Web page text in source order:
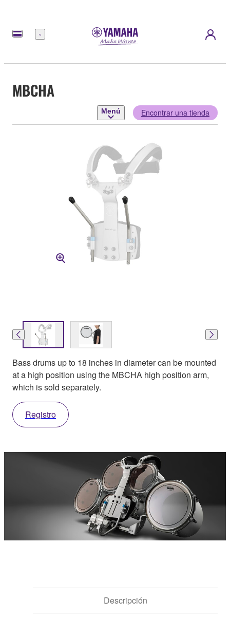
Menú
MBCHA
Menú Encontrar una tienda
Bass drums up to 18 inches in diameter can be mounted
at a high position using the MBCHA high position arm,
which is sold separately.
Registro
Descripción